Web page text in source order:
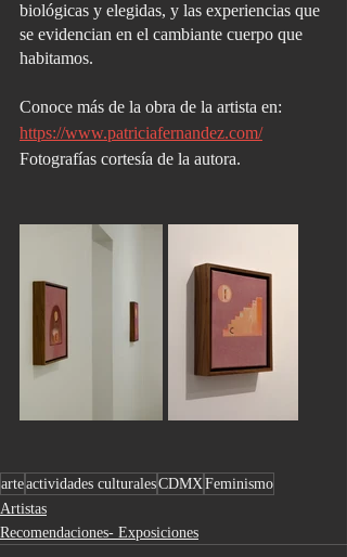
biológicas y elegidas, y las experiencias que
se evidencian en el cambiante cuerpo que
habitamos.
Conoce más de la obra de la artista en:
https://www.patriciafernandez.com/
Fotografías cortesía de la autora.
arteactividades culturalesCDMXFeminismo
Artistas
Recomendaciones- Exposiciones